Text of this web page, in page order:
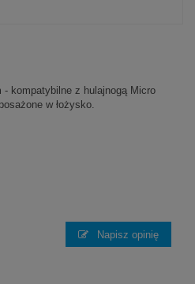
- kompatybilne z hulajnogą Micro
w łożysko.
Napisz opinię